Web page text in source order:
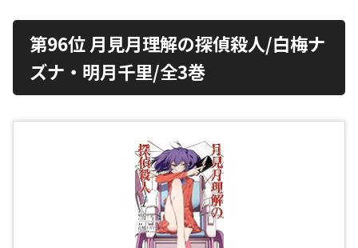
第96位 月見月理解の探偵殺人/白梅ナ
ズナ・明月千里/全3巻